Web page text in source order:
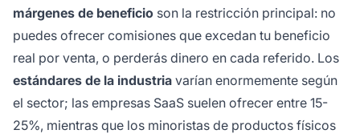
márgenes de beneficio son la restricción principal: no
puedes ofrecer comisiones que excedan tu beneficio
real por venta, o perderás dinero en cada referido. Los
estándares de la industria varían enormemente según
el sector; las empresas SaaS suelen ofrecer entre 15-
25%, mientras que los minoristas de productos físicos